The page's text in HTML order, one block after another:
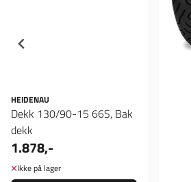
HEIDENAU
Dekk 130/90-15 66S, Bak
dekk
1.878,-
Ikke på lager